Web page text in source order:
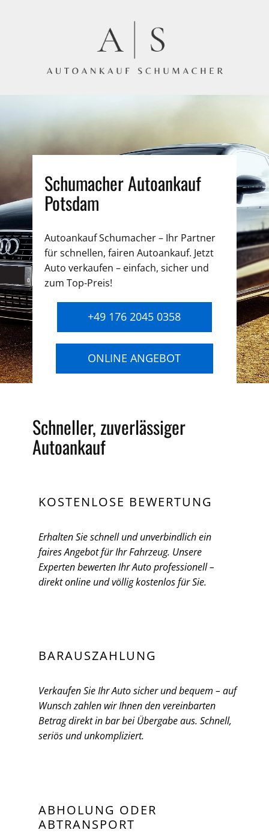
Schumacher Autoankauf
Potsdam
Autoankauf Schumacher – Ihr Partner
für schnellen, fairen Autoankauf. Jetzt
Auto verkaufen – einfach, sicher und
zum Top-Preis!
+49 176 2045 0358
ONLINE ANGEBOT
Schneller, zuverlässiger
Autoankauf
KOSTENLOSE BEWERTUNG
Erhalten Sie schnell und unverbindlich ein
faires Angebot für Ihr Fahrzeug. Unsere
Experten bewerten Ihr Auto professionell –
direkt online und völlig kostenlos für Sie.
BARAUSZAHLUNG
Verkaufen Sie Ihr Auto sicher und bequem – auf
Wunsch zahlen wir Ihnen den vereinbarten
Betrag direkt in bar bei Übergabe aus. Schnell,
seriös und unkompliziert.
ABHOLUNG ODER
ABTRANSPORT